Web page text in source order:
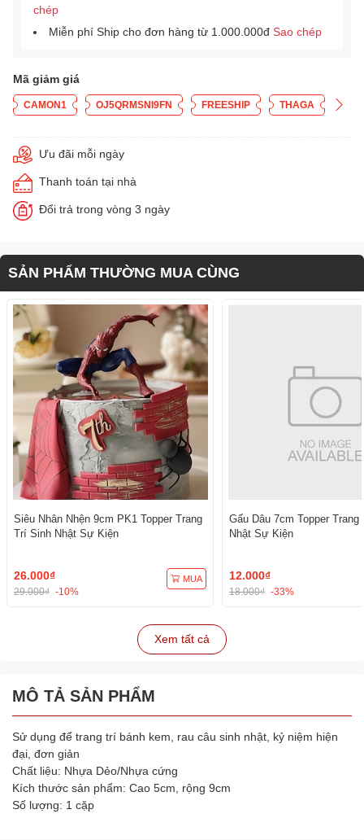
chép
Miễn phí Ship cho đơn hàng từ 1.000.000đ Sao chép
Mã giảm giá
CAMON1 OJ5QRMSNI9FN FREESHIP THAGA
Ưu đãi mỗi ngày
Thanh toán tại nhà
Đổi trả trong vòng 3 ngày
SẢN PHẨM THƯỜNG MUA CÙNG
Siêu Nhân Nhện 9cm PK1 Topper Trang
Trí Sinh Nhật Sự Kiện
26.000₫
29.000₫ -10%
MUA
Gấu Dâu 7cm Topper Trang
Nhật Sự Kiện
12.000₫
18.000₫ -33%
Xem tất cả
MÔ TẢ SẢN PHẨM
Sử dụng để trang trí bánh kem, rau câu sinh nhật, kỷ niệm hiện
đại, đơn giản
Chất liệu: Nhựa Dẻo/Nhựa cứng
Kích thước sản phẩm: Cao 5cm, rộng 9cm
Số lượng: 1 cặp